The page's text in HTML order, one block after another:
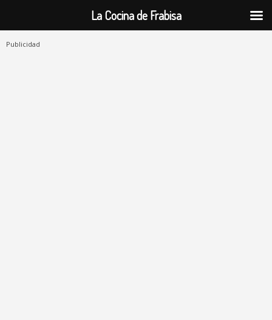
Publicidad
La Cocina de Frabisa